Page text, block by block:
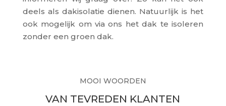
deels als dakisolatie dienen. Natuurlijk is het
ook mogelijk om via ons het dak te isoleren
zonder een groen dak.
MOOI WOORDEN
VAN TEVREDEN KLANTEN